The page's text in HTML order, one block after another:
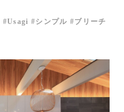
Usagi シンプル
ブリーチ